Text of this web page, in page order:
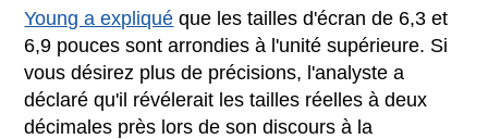
Young a expliqué que les tailles d'écran de 6,3 et
6,9 pouces sont arrondies à l'unité supérieure. Si
vous désirez plus de précisions, l'analyste a
déclaré qu'il révélerait les tailles réelles à deux
décimales près lors de son discours à la